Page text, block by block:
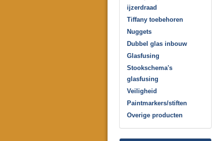
ijzerdraad
Tiffany toebehoren
Nuggets
Dubbel glas inbouw
Glasfusing
Stookschema's
glasfusing
Veiligheid
Paintmarkers/stiften
Overige producten